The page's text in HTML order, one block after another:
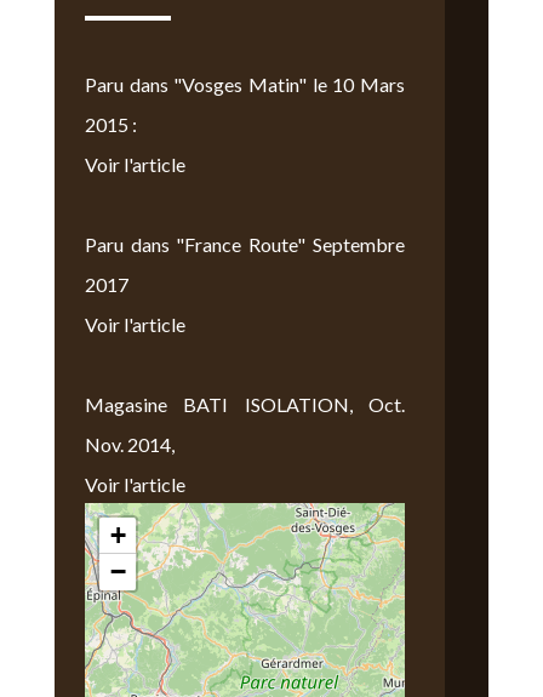
Paru dans "Vosges Matin" le 10 Mars
2015 :
Voir l'article
Paru dans "France Route" Septembre
2017
Voir l'article
Magasine BATI ISOLATION, Oct.
Nov. 2014,
Voir l'article
Nous Trouver
+
−